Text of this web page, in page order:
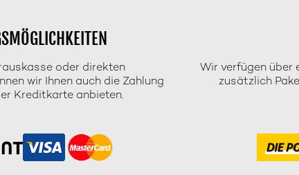
oder direkten
wir Ihnen auch die Zahlung
Kreditkarte anbieten.
Wir verfügen über
zusätzlich